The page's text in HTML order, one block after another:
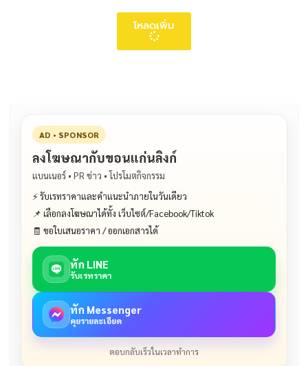
โหลดเพิ่ม
AD • SPONSOR
ลงโฆษณากับขอนแก่นลิงก์
แบนเนอร์ • PR ข่าว • โปรโมตกิจกรรม
⚡ รับเรทราคาและคำแนะนำภายในวันเดียว
📌 เลือกลงโฆษณาได้ทั้ง เว็บไซต์/Facebook/Tiktok
🧾 ขอใบเสนอราคา / ออกเอกสารได้
ทัก LINE
รับเรทราคา
ทัก Messenger
คุยรายละเอียด
ตอบกลับเร็วในเวลาทำการ